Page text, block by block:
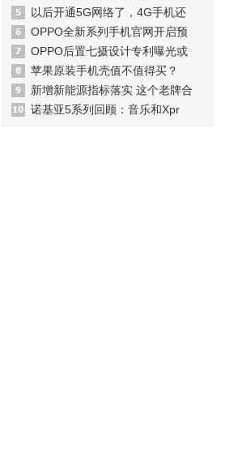
以后开通5G网络了，4G手机还
OPPO全新系列手机官网开启预
OPPO后置七摄设计专利曝光或
苹果原装手机壳值不值得买？
新增新能源指标落实 这个老牌合
诺基亚5系列回顾：音乐和Xpr